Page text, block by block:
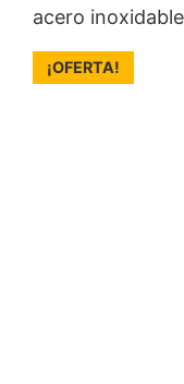
acero
¡OFERTA!